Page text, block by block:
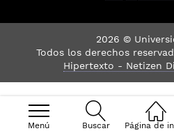
Menú Buscar Página de
2026 ©
Todos los derechos
Hipertexto - Netizen